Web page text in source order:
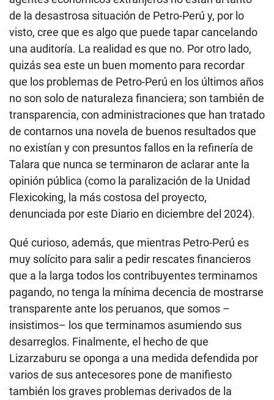
de la desastrosa situación de Petro-Perú y, por lo
visto, cree que es algo que puede tapar cancelando
una auditoría. La realidad es que no. Por otro lado,
quizás sea este un buen momento para recordar
que los problemas de Petro-Perú en los últimos años
no son solo de naturaleza financiera; son también de
transparencia, con administraciones que han tratado
de contarnos una novela de buenos resultados que
no existían y con presuntos fallos en la refinería de
Talara que nunca se terminaron de aclarar ante la
opinión pública (como la paralización de la Unidad
Flexicoking, la más costosa del proyecto,
denunciada por este Diario en diciembre del 2024).
Qué curioso, además, que mientras Petro-Perú es
muy solícito para salir a pedir rescates financieros
que a la larga todos los contribuyentes terminamos
pagando, no tenga la mínima decencia de mostrarse
transparente ante los peruanos, que somos –
insistimos– los que terminamos asumiendo sus
desarreglos. Finalmente, el hecho de que
Lizarzaburu se oponga a una medida defendida por
varios de sus antecesores pone de manifiesto
también los graves problemas derivados de la